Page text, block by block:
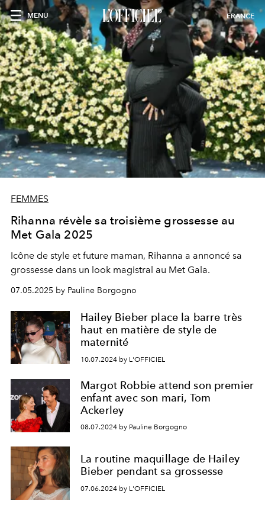
MENU FRANCE
FEMMES
Rihanna révèle sa troisième grossesse au
Met Gala 2025
Icône de style et future maman, Rihanna a annoncé sa
grossesse dans un look magistral au Met Gala.
07.05.2025 by Pauline Borgogno
Hailey Bieber place la barre très
haut en matière de style de
maternité
10.07.2024 by L'OFFICIEL
Margot Robbie attend son premier
enfant avec son mari, Tom
Ackerley
08.07.2024 by Pauline Borgogno
La routine maquillage de Hailey
Bieber pendant sa grossesse
07.06.2024 by L'OFFICIEL